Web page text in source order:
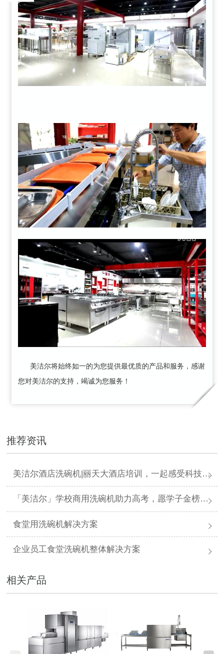
美洁尔将始终如一的为您提供最优质的产品和服务，感谢
您对美洁尔的支持，竭诚为您服务！
推荐资讯
美洁尔酒店洗碗机|丽天大酒店培训，一起感受科技力量
「美洁尔」学校商用洗碗机助力高考，愿学子金榜题名
食堂用洗碗机解决方案
企业员工食堂洗碗机整体解决方案
相关产品